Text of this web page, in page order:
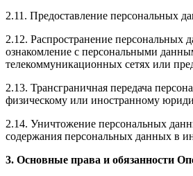
2.11. Предоставление персональных
2.12. Распространение
ознакомление с персональными
телекоммуникационных сетях или
2.13. Трансграничная передача
физическому или иностранному
2.14. Уничтожение персональных
содержания персональных данных в
3. Основные права и обязанности